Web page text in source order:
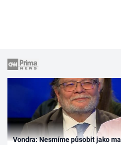
Vondra: Nesmíme působit jako